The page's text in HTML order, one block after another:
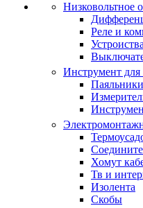
Низковольтное
Реле и
Инструмент
Паяльники
Хомут
Тв и
Изолента
Скобы